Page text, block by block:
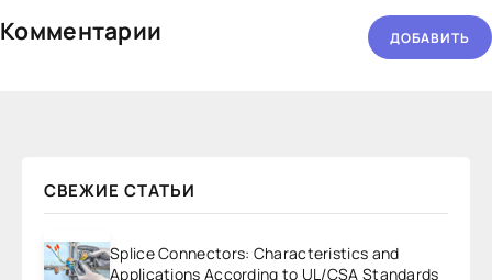
Комментарии ДОБАВИТЬ
СВЕЖИЕ СТАТЬИ
Splice Connectors: Characteristics and
Applications According to UL/CSA Standards